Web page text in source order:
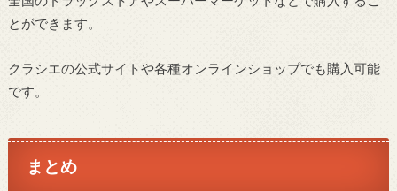
とができます。
クラシエの公式サイトや各種オンラインショップでも購入可能
です。
まとめ